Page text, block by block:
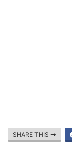
SHARE THIS